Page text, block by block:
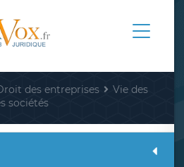
des entreprises
Vie des
sociétés